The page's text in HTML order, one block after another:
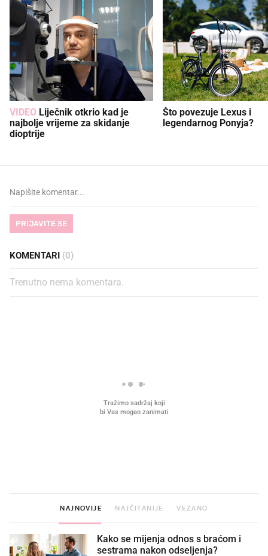
VIDEO
najbolje vrijeme za skidanje
dioptrije
Što povezuje Lexus i
legendarnog Ponyja?
PRIJAVITE SE
KOMENTARI (0)
Trenutno nema komentara.
NAJNOVIJE NAJČITANIJE VEZANO
Kako se mijenja odnos s braćom i
sestrama nakon odseljenja?